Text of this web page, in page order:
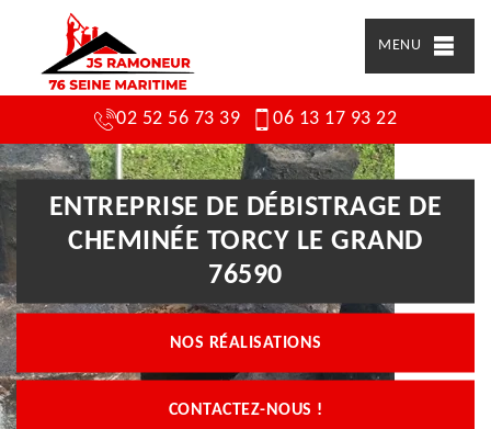
MENU
02 52 56 73 39 06 13 17 93 22
ENTREPRISE DE DÉBISTRAGE DE
CHEMINÉE TORCY LE GRAND
76590
NOS RÉALISATIONS
CONTACTEZ-NOUS !